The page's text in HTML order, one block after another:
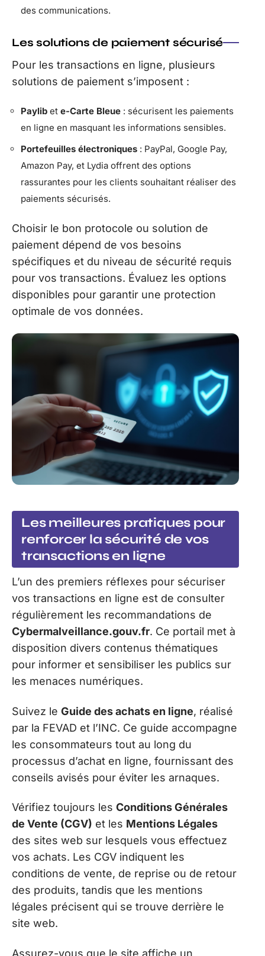
des communications.
Les solutions de paiement sécurisé
Pour les transactions en ligne, plusieurs
solutions de paiement s’imposent :
Paylib et e-Carte Bleue : sécurisent les paiements
en ligne en masquant les informations sensibles.
Portefeuilles électroniques : PayPal, Google Pay,
Amazon Pay, et Lydia offrent des options
rassurantes pour les clients souhaitant réaliser des
paiements sécurisés.
Choisir le bon protocole ou solution de
paiement dépend de vos besoins
spécifiques et du niveau de sécurité requis
pour vos transactions. Évaluez les options
disponibles pour garantir une protection
optimale de vos données.
Les meilleures pratiques pour
renforcer la sécurité de vos
transactions en ligne
L’un des premiers réflexes pour sécuriser
vos transactions en ligne est de consulter
régulièrement les recommandations de
Cybermalveillance.gouv.fr. Ce portail met à
disposition divers contenus thématiques
pour informer et sensibiliser les publics sur
les menaces numériques.
Suivez le Guide des achats en ligne, réalisé
par la FEVAD et l’INC. Ce guide accompagne
les consommateurs tout au long du
processus d’achat en ligne, fournissant des
conseils avisés pour éviter les arnaques.
Vérifiez toujours les Conditions Générales
de Vente (CGV) et les Mentions Légales
des sites web sur lesquels vous effectuez
vos achats. Les CGV indiquent les
conditions de vente, de reprise ou de retour
des produits, tandis que les mentions
légales précisent qui se trouve derrière le
site web.
Assurez-vous que le site affiche un